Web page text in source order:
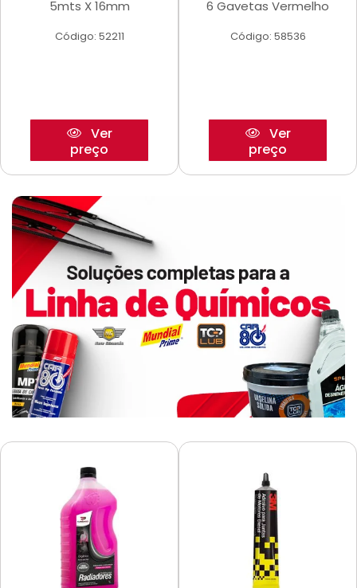
5mts X 16mm
Código: 52211
Ver
preço
6 Gavetas Vermelho
Código: 58536
Ver
preço